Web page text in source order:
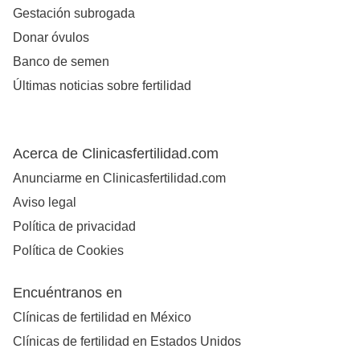
Gestación subrogada
Donar óvulos
Banco de semen
Últimas noticias sobre fertilidad
Acerca de Clinicasfertilidad.com
Anunciarme en Clinicasfertilidad.com
Aviso legal
Política de privacidad
Política de Cookies
Encuéntranos en
Clínicas de fertilidad en México
Clínicas de fertilidad en Estados Unidos